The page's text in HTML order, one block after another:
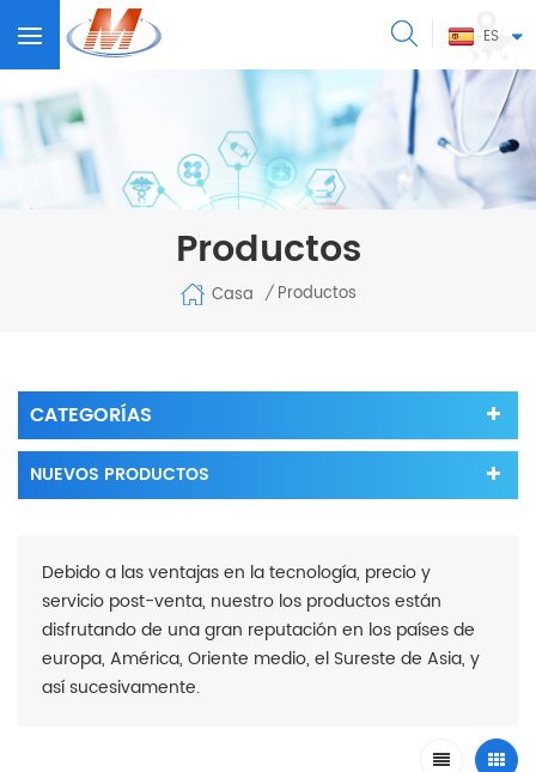
ES
Productos
Casa / Productos
CATEGORÍAS
NUEVOS PRODUCTOS
Debido a las ventajas en la tecnología, precio y
servicio post-venta, nuestro los productos están
disfrutando de una gran reputación en los países de
europa, América, Oriente medio, el Sureste de Asia, y
así sucesivamente.